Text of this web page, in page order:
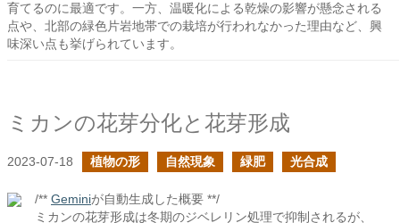
育てるのに最適です。一方、温暖化による乾燥の影響が懸念される
点や、北部の緑色片岩地帯での栽培が行われなかった理由など、興
味深い点も挙げられています。
ミカンの花芽分化と花芽形成
2023-07-18 植物の形 自然現象 緑肥 光合成
/** Geminiが自動生成した概要 **/
ミカンの花芽形成は冬期のジベレリン処理で抑制されるが、